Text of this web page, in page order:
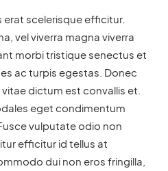
erat scelerisque efficitur.
vel viverra magna viverra
morbi tristique senectus et
ac turpis egestas. Donec
dictum est convallis et.
eget condimentum
vulputate odio non
efficitur id tellus at
dui non eros fringilla,